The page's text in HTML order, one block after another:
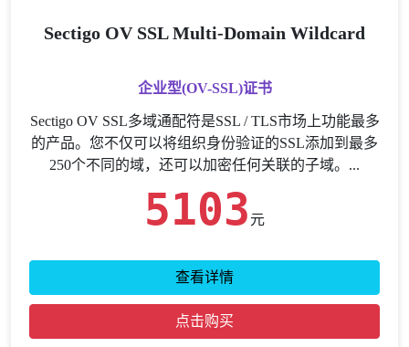
Sectigo OV SSL Multi-Domain Wildcard
企业型(OV-SSL)证书
Sectigo OV SSL多域通配符是SSL / TLS市场上功能最多
的产品。您不仅可以将组织身份验证的SSL添加到最多
250个不同的域，还可以加密任何关联的子域。...
5103 元
查看详情
点击购买